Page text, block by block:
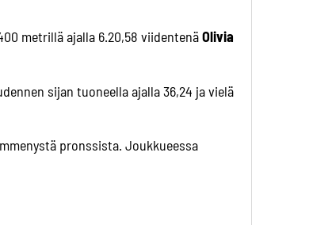
metrillä ajalla 6.20,58 viidentenäOlivia
sijan tuoneella ajalla 36,24 ja vielä
pronssista. Joukkueessa